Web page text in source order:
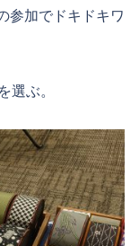
参加でドキドキワ
選ぶ。